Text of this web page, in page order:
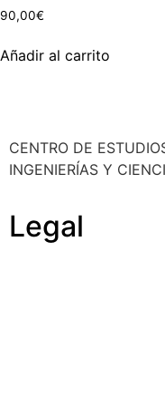
90,00€
Añadir al carrito
CENTRO DE
INGENIERÍAS Y
Legal